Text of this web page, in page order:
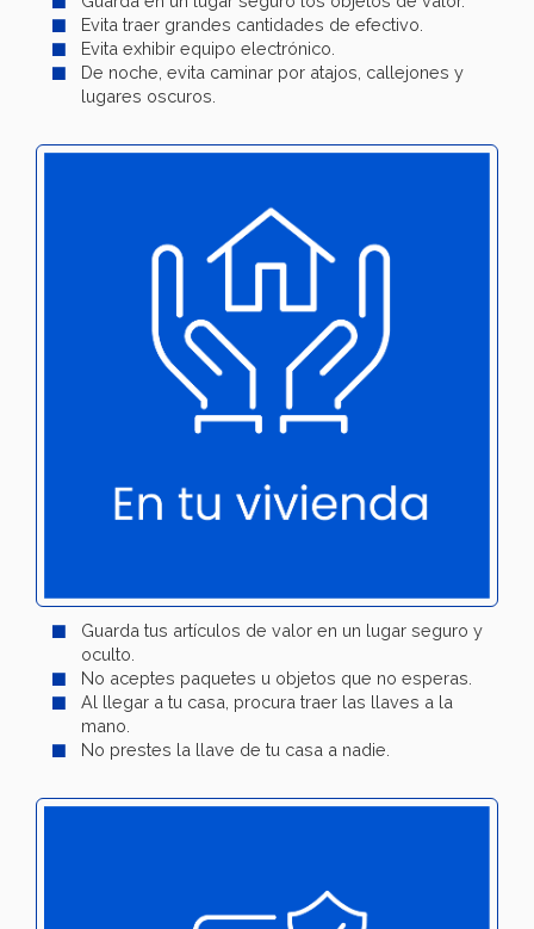
Evita traer grandes cantidades de efectivo.
Evita exhibir equipo electrónico.
De noche, evita caminar por atajos, callejones y
lugares oscuros.
Guarda tus artículos de valor en un lugar seguro y
oculto.
No aceptes paquetes u objetos que no esperas.
Al llegar a tu casa, procura traer las llaves a la
mano.
No prestes la llave de tu casa a nadie.